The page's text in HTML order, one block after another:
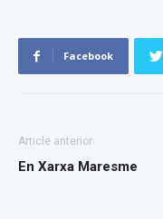
Facebook
Article anterior
En Xarxa Maresme